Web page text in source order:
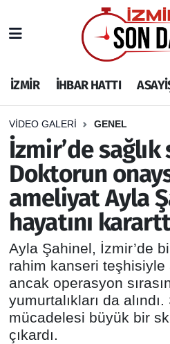
İZMİR İHBAR HATTI
VIDEO GALERI GENEL
İzmir’de sağlık
Doktorun
ameliyat Ayla
hayatını
Ayla Şahinel, İzmir’de
rahim kanseri teşhisiyle
ancak operasyon
yumurtalıkları da alındı.
mücadelesi büyük bir
çıkardı.
İHBAR HATTI
DEPREM
GENEL
EKONOMİ
SİYASET
SPOR
ASAYİŞ
RESMİ REKLAM
İzmir Nöbetçi Eczaneler
İzmir Hava Durumu
İzmir Namaz Vakitleri
İzmir Trafik Yoğunluk
Puan Durumu ve
Tüm Manşetler
Son Dakika Haberleri
Haber Arşivi